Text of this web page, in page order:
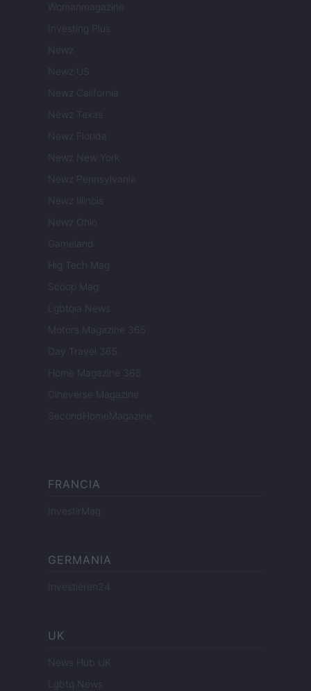
Womanmagazine
Investing Plus
Newz
Newz US
Newz California
Newz Texas
Newz Florida
Newz New York
Newz Pennsylvania
Newz Illinois
Newz Ohio
Gameland
Hig Tech Mag
Scoop Mag
Lgbtqia News
Motors Magazine 365
Day Travel 365
Home Magazine 365
Cineverse Magazine
SecondHomeMagazine
FRANCIA
InvestirMag
GERMANIA
Investieren24
UK
News Hub UK
Lgbtq News